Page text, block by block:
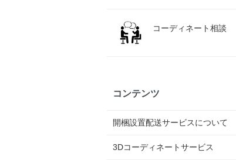
コーディネート相談
コンテンツ
開梱設置配送サービスについて
3Dコーディネートサービス